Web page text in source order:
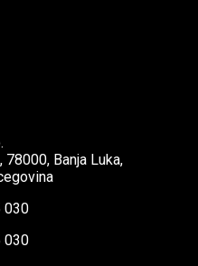
Banja Luka,
030
030